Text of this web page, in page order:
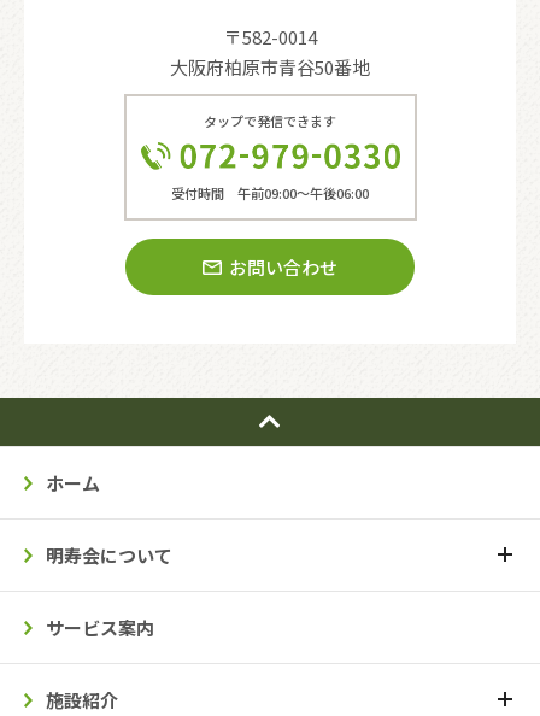
〒582-0014
大阪府柏原市青谷50番地
タップで発信できます
受付時間 午前09:00〜午後06:00
お問い合わせ
ホーム
明寿会について
サービス案内
施設紹介